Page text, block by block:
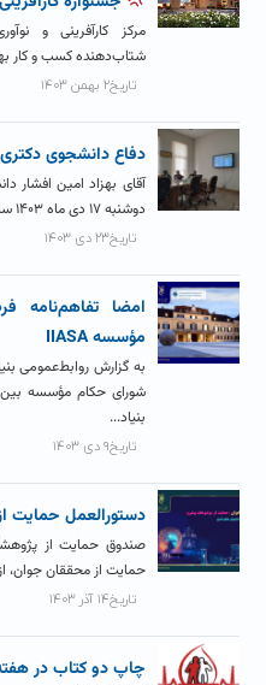
مرکز کارآفرینی و
شتاب‌دهنده کسب و کار
تاریخ۲ بهمن ۱۴۰۳
دفاع دانشجوی
آقای بهزاد امین افشار
دوشنبه ۱۷ دی ماه ۱۴۰۳ ساعت ۱۲ در سالن...
تاریخ۲۳ دی ۱۴۰۳
امضا تفاهم‌نامه
مؤسسه IIASA
بنیاد...
تاریخ۹ دی ۱۴۰۳
دستورالعمل حمایت
حمایت از محققان جوان،
تاریخ۱۴ آذر ۱۴۰۳
چاپ دو کتاب در